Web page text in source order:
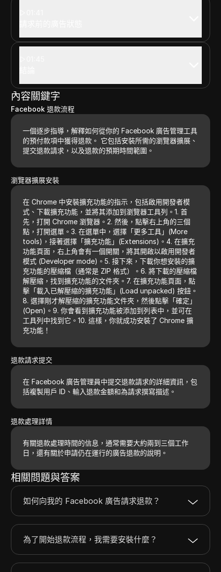
內容關鍵字
Facebook 退款流程
一個逐步指導，解釋如何從你的 Facebook 廣告管理工具
的預付款項中獲得退款。 它包括安裝所需的瀏覽器擴展、
提交退款請求，以及退款的預期時間範圍。
瀏覽器擴展安裝
在 Chrome 中安裝擴充功能的指示，包括啟用開發者模
式、下載擴充功能，並將其添加到瀏覽器工具列。1. 首
先，打開 Chrome 瀏覽器。2. 然後，點擊右上角的三個
點，打開選單。3. 在選單中，選擇「更多工具」(More
tools)，接著選擇「擴充功能」(Extensions)。4. 在擴充
功能頁面，右上角會有一個開關，將其開啟以啟用開發者
模式 (Developer mode)。5. 接下來，下載你想安裝的擴
充功能的壓縮檔（通常是 ZIP 格式）。6. 將下載的壓縮檔
解壓縮，找到擴充功能的文件夾。7. 在擴充功能頁面，點
擊「載入已解壓縮的擴充功能」(Load unpacked) 按鈕。
8. 選擇剛才解壓縮的擴充功能文件夾，然後點擊「確定」
(Open)。9. 你會看到擴充功能被添加到列表中，並可在
工具列中找到它。10. 這樣，你就成功安裝了 Chrome 擴
充功能！
退款請求提交
在 Facebook 廣告管理員中提交退款請求的詳細資訊，包
括複製用戶 ID、輸入退款金額和為請求撰寫描述。
退款處理詳情
有關退款處理時間的信息，通常需要大約兩到三個工作
日，還有關於申請仍在運行的廣告退款的說明。
相關問題與答案
如何向我的 Facebook 廣告請求退款？
為了開始退款流程，我需要安裝什麼？